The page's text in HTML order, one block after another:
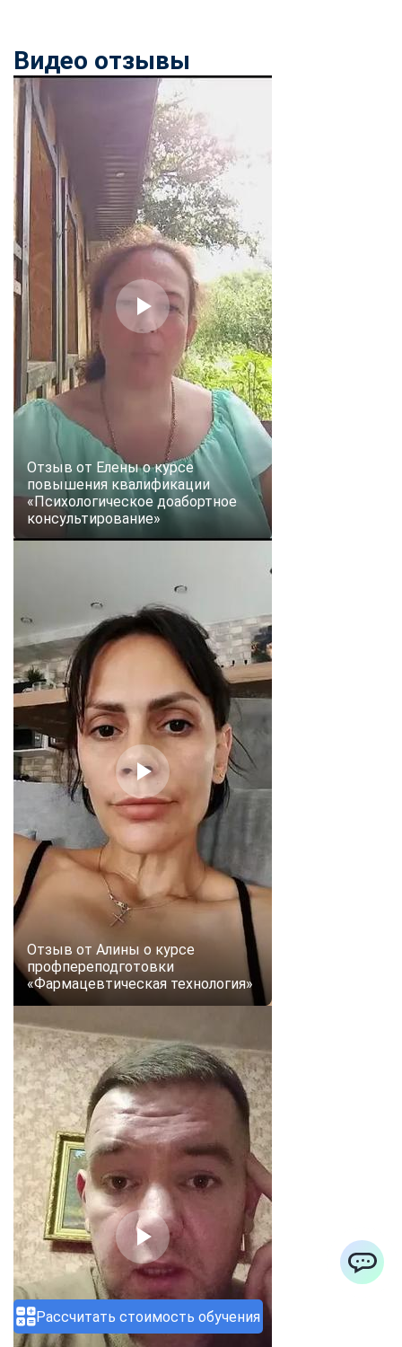
Рассчитать стоимость обучения
Видео отзывы
Отзыв от Елены о курсе
повышения квалификации
«Психологическое доабортное
консультирование»
Отзыв от Алины о курсе
профпереподготовки
«Фармацевтическая технология»
ChatApp
Мессенджеры
Свяжитесь с нами через любой удобный мессенджер!
Telegram WhatsApp
Vkontakte EMail
Max
ChatApp